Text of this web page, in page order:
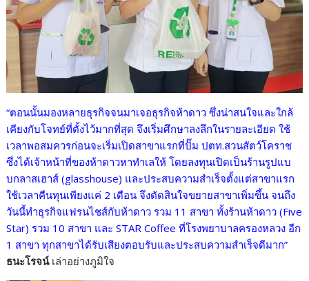
“ตอนนั้นมองหลายธุรกิจจนมาเจอธุรกิจห้าดาว ซึ่งน่าสนใจและใกล้
เคียงกับโจทย์ที่ตั้งไว้มากที่สุด จึงเริ่มศึกษาลงลึกในรายละเอียด ใช้
เวลาพอสมควรก่อนจะเริ่มเปิดสาขาแรกที่ปั๊ม ปตท.สวนสัตว์โคราช
ซึ่งได้เจ้าหน้าที่ของห้าดาวหาทำเลให้ โดยลงทุนเปิดเป็นร้านรูปแบ
บกลาสเฮาส์ (glasshouse) และประสบความสำเร็จตั้งแต่สาขาแรก
ใช้เวลาคืนทุนเพียงแค่ 2 เดือน จึงตัดสินใจขยายสาขาเพิ่มขึ้น จนถึง
วันนี้ทำธุรกิจแฟรนไชส์กับห้าดาว รวม 11 สาขา ทั้งร้านห้าดาว (Five
Star) รวม 10 สาขา และ STAR Coffee ที่โรงพยาบาลครองหลวง อีก
1 สาขา ทุกสาขาได้รับเสียงตอบรับและประสบความสำเร็จดีมาก”
ธนะโรจน์เล่าอย่างภูมิใจ